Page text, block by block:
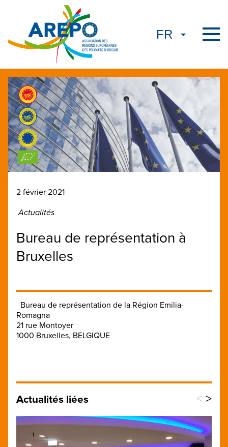
2 février 2021
Actualités
Bureau de représentation à
Bruxelles
Bureau de représentation de la Région Emilia-
Romagna
21 rue Montoyer
1000 Bruxelles, BELGIQUE
Actualités liées < >